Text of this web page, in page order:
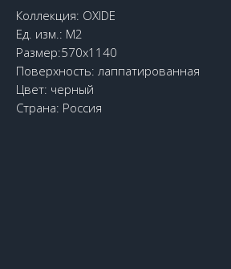
Коллекция: OXIDE
Ед. изм.: М2
Размер:570x1140
Поверхность: лаппатированная
Цвет: черный
Страна: Россия